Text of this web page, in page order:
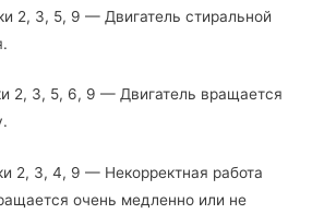
2, 3, 5, 9 — Двигатель стиральной
2, 3, 5, 6, 9 — Двигатель вращается
2, 3, 4, 9 — Некорректная работа
очень медленно или не